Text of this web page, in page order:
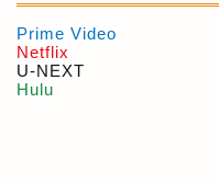
Prime Video
Netflix
U-NEXT
Hulu